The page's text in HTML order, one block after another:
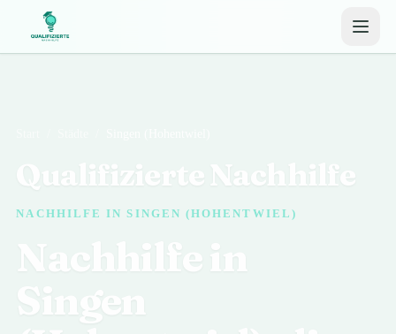
Qualifizierte Nachhilfe
NACHHILFE IN SINGEN (HOHENTWIEL)
Nachhilfe in
Singen